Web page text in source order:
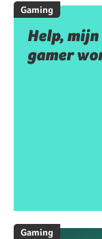
Gaming
Help,
gamer
Gaming